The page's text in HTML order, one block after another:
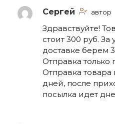
Сергей автор
Здравствуйте!
стоит 300 руб. За
доставке берем
Отправка только
Отправка товара
дней, после
посылка идет